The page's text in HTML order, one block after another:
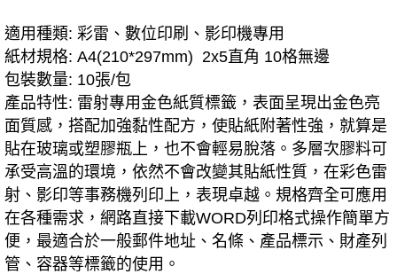
適用種類: 彩雷、數位印刷、影印機專用
紙材規格: A4(210*297mm) 2x5直角 10格無邊
包裝數量: 10張/包
產品特性: 雷射專用金色紙質標籤，表面呈現出金色亮
面質感，搭配加強黏性配方，使貼紙附著性強，就算是
貼在玻璃或塑膠瓶上，也不會輕易脫落。多層次膠料可
承受高溫的環境，依然不會改變其貼紙性質，在彩色雷
射、影印等事務機列印上，表現卓越。規格齊全可應用
在各種需求，網路直接下載WORD列印格式操作簡單方
便，最適合於一般郵件地址、名條、產品標示、財產列
管、容器等標籤的使用。